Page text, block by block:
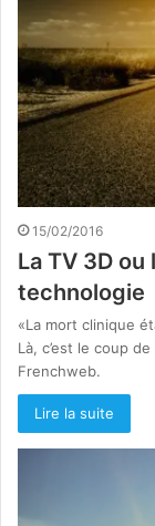
15/02/2016
La TV 3D ou
technologie
«La mort clinique
Là, c’est le coup
Frenchweb.
Lire la suite